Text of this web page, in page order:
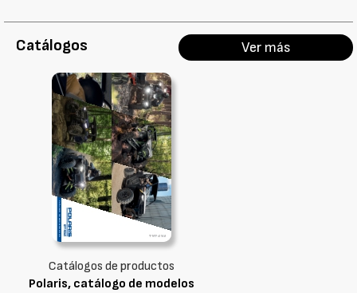
Catálogos Ver más
Catálogos de productos
Polaris, catálogo de modelos